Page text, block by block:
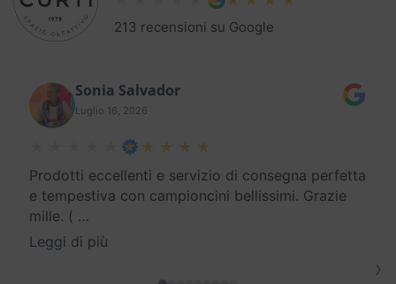
213 recensioni su Google
Sonia Salvador
Luglio 16, 2026
Prodotti eccellenti e servizio di consegna perfetta
e tempestiva con campioncini bellissimi. Grazie
mille. ( …
Leggi di più
›